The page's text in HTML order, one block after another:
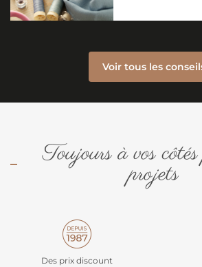
Voir tous les
Toujours à vos
projets
Des prix discount